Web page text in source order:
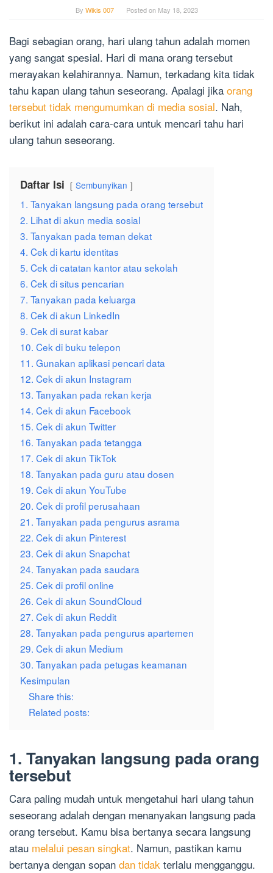
By Wikis 007 Posted on May 18, 2023
Bagi sebagian orang, hari ulang tahun adalah momen
yang sangat spesial. Hari di mana orang tersebut
merayakan kelahirannya. Namun, terkadang kita tidak
tahu kapan ulang tahun seseorang. Apalagi jika orang
tersebut tidak mengumumkan di media sosial. Nah,
berikut ini adalah cara-cara untuk mencari tahu hari
ulang tahun seseorang.
Daftar Isi Sembunyikan
1. Tanyakan langsung pada orang tersebut
2. Lihat di akun media sosial
3. Tanyakan pada teman dekat
4. Cek di kartu identitas
5. Cek di catatan kantor atau sekolah
6. Cek di situs pencarian
7. Tanyakan pada keluarga
8. Cek di akun LinkedIn
9. Cek di surat kabar
10. Cek di buku telepon
11. Gunakan aplikasi pencari data
12. Cek di akun Instagram
13. Tanyakan pada rekan kerja
14. Cek di akun Facebook
15. Cek di akun Twitter
16. Tanyakan pada tetangga
17. Cek di akun TikTok
18. Tanyakan pada guru atau dosen
19. Cek di akun YouTube
20. Cek di profil perusahaan
21. Tanyakan pada pengurus asrama
22. Cek di akun Pinterest
23. Cek di akun Snapchat
24. Tanyakan pada saudara
25. Cek di profil online
26. Cek di akun SoundCloud
27. Cek di akun Reddit
28. Tanyakan pada pengurus apartemen
29. Cek di akun Medium
30. Tanyakan pada petugas keamanan
Kesimpulan
Share this:
Related posts:
1. Tanyakan langsung pada orang
tersebut
Cara paling mudah untuk mengetahui hari ulang tahun
seseorang adalah dengan menanyakan langsung pada
orang tersebut. Kamu bisa bertanya secara langsung
atau melalui pesan singkat. Namun, pastikan kamu
bertanya dengan sopan dan tidak terlalu mengganggu.